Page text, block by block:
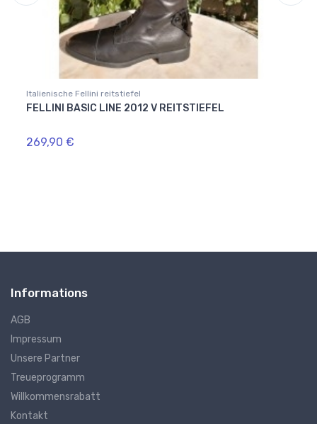
Italienische Fellini reitstiefel
FELLINI BASIC LINE 2012 V REITSTIEFEL
269,90 €
Informations
AGB
Impressum
Unsere Partner
Treueprogramm
Willkommensrabatt
Kontakt